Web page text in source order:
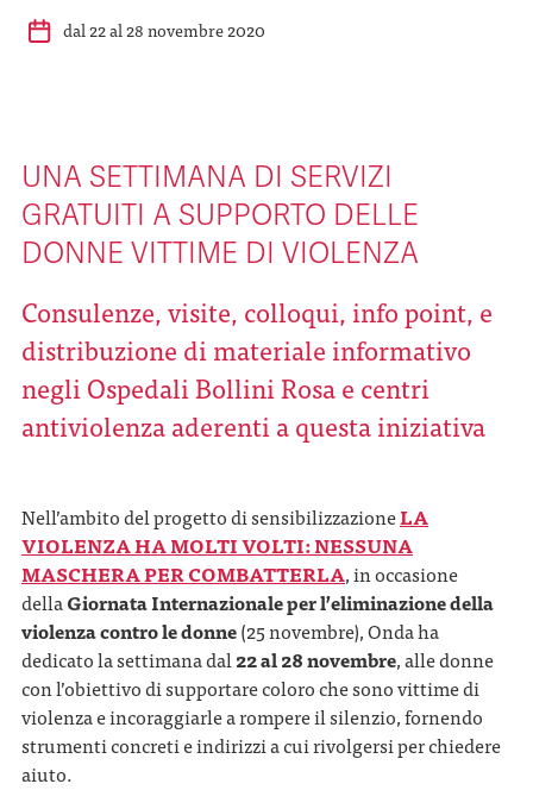
dal 22 al 28 novembre 2020
UNA SETTIMANA DI SERVIZI
GRATUITI A SUPPORTO DELLE
DONNE VITTIME DI VIOLENZA
Consulenze, visite, colloqui, info point, e
distribuzione di materiale informativo
negli Ospedali Bollini Rosa e centri
antiviolenza aderentia questa iniziativa
Nell’ambito del progetto di sensibilizzazioneLA
VIOLENZA HA MOLTI VOLTI: NESSUNA
MASCHERA PER COMBATTERLA, in occasione
dellaGiornata Internazionale per l’eliminazione della
violenza contro le donne(25 novembre), Onda ha
dedicato la settimana dal22 al 28 novembre, alle donne
con l’obiettivo di supportare coloro che sono vittime di
violenza e incoraggiarle a rompere il silenzio, fornendo
strumenti concreti e indirizzi a cui rivolgersi per chiedere
aiuto.